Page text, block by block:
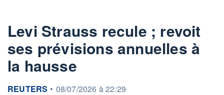
Levi Strauss recule ; revoit
ses prévisions annuelles à
la hausse
information fournie par
REUTERS • 08/07/2026 à 22:29